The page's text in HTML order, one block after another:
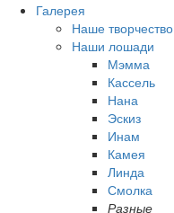
Галерея
Наше творчество
Наши лошади
Мэмма
Кассель
Нана
Эскиз
Инам
Камея
Линда
Смолка
Разные